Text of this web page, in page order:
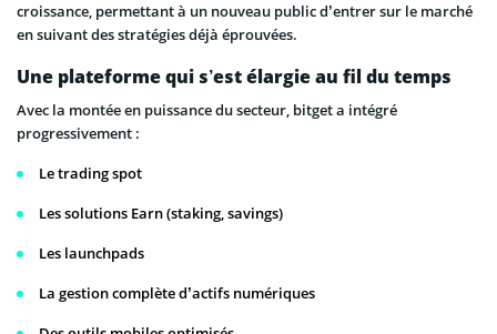
croissance, permettant à un nouveau public d’entrer sur le marché
en suivant des stratégies déjà éprouvées.
Une plateforme qui s’est élargie au fil du temps
Avec la montée en puissance du secteur, bitget a intégré
progressivement :
Le trading spot
Les solutions Earn (staking, savings)
Les launchpads
La gestion complète d’actifs numériques